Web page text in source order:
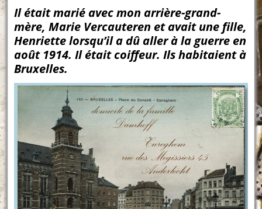
Il était marié avec mon arrière-grand-
mère, Marie Vercauteren et avait une fille,
Henriette lorsqu’il a dû aller à la guerre en
août 1914. Il était coiffeur. Ils habitaient à
Bruxelles.